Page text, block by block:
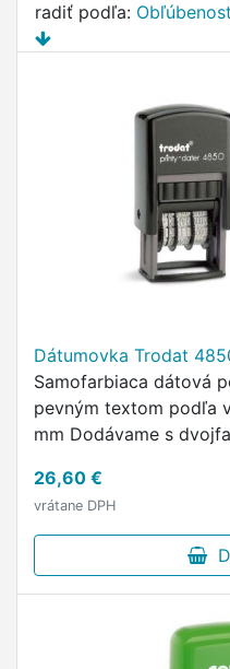
radiť podľa:
Dátumovka Trodat
Samofarbiaca dátová
pevným textom podľa
mm Dodávame s
modrý) 556.903,
…
26,60 €
vrátane DPH